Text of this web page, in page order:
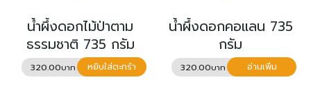
น้ำผึ้งดอกไม้ป่าตาม
ธรรมชาติ 735 กรัม
320.00 หยิบใส่ตะกร้า
น้ำผึ้งดอกคอแลน 735
กรัม
320.00 อ่านเพิ่ม